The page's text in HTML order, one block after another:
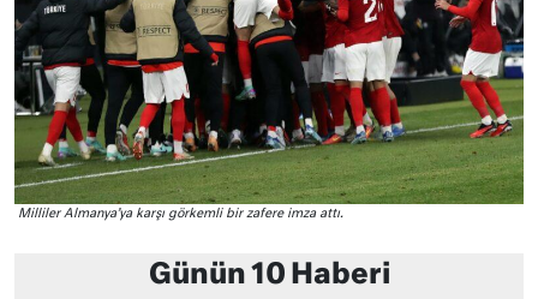
Milliler Almanya’ya karşı görkemli bir zafere imza attı.
Günün 10 Haberi